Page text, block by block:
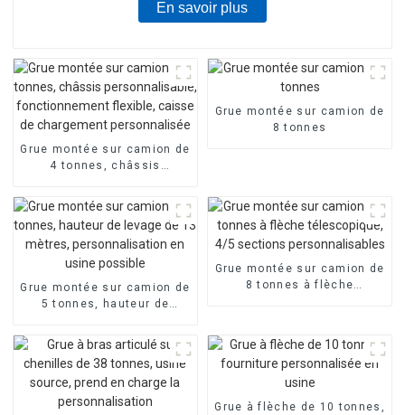
En savoir plus
Grue montée sur camion de
4 tonnes, châssis
fonctionnement flexible,
caisse de chargement
personnalisée
Grue montée sur camion de
8 tonnes
Grue montée sur camion de
5 tonnes, hauteur de
personnalisation en usine
possible
Grue montée sur camion de
8 tonnes à flèche
Grue à flèche de 10 tonnes,